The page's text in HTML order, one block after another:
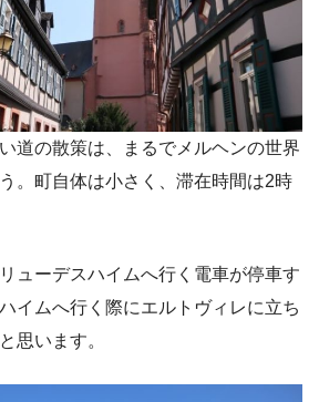
道の散策は、まるでメルヘンの世界
。町自体は小さく、滞在時間は2時
ューデスハイムへ行く電車が停車す
イムへ行く際にエルトヴィレに立ち
思います。